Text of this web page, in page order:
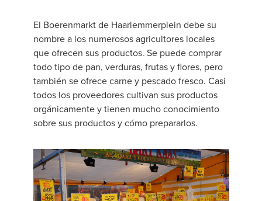
El Boerenmarkt de Haarlemmerplein debe su
nombre a los numerosos agricultores locales
que ofrecen sus productos. Se puede comprar
todo tipo de pan, verduras, frutas y flores, pero
también se ofrece carne y pescado fresco. Casi
todos los proveedores cultivan sus productos
orgánicamente y tienen mucho conocimiento
sobre sus productos y cómo prepararlos.